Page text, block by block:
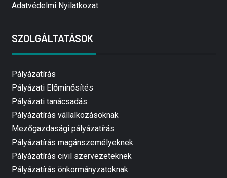
Adatvédelmi Nyilatkozat
SZOLGÁLTATÁSOK
Pályázatírás
Pályázati Előminősítés
Pályázati tanácsadás
Pályázatírás vállalkozásoknak
Mezőgazdasági pályázatírás
Pályázatírás magánszemélyeknek
Pályázatírás civil szervezeteknek
Pályázatírás önkormányzatoknak